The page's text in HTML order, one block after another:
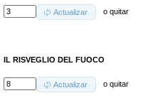
Actualizar oquitar
IL RISVEGLIO DEL FUOCO
Actualizar oquitar